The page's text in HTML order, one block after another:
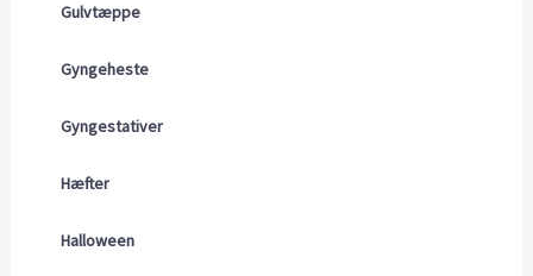
Gulvtæppe
Gyngeheste
Gyngestativer
Hæfter
Halloween